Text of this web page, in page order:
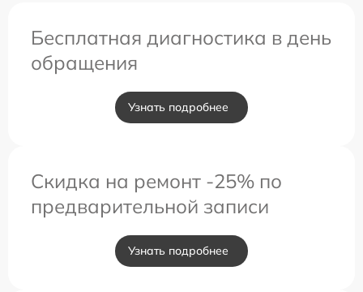
Бесплатная диагностика в день
обращения
Узнать подробнее
Скидка на ремонт -25% по
предварительной записи
Узнать подробнее